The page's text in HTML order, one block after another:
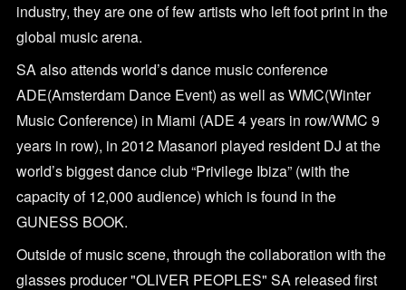
industry, they are one of few artists who left foot print in the
global music arena.
SA also attends world’s dance music conference
ADE(Amsterdam Dance Event) as well as WMC(Winter
Music Conference) in Miami (ADE 4 years in row/WMC 9
years in row), in 2012 Masanori played resident DJ at the
world’s biggest dance club “Privilege Ibiza” (with the
capacity of 12,000 audience) which is found in the
GUNESS BOOK.
Outside of music scene, through the collaboration with the
glasses producer "OLIVER PEOPLES" SA released first